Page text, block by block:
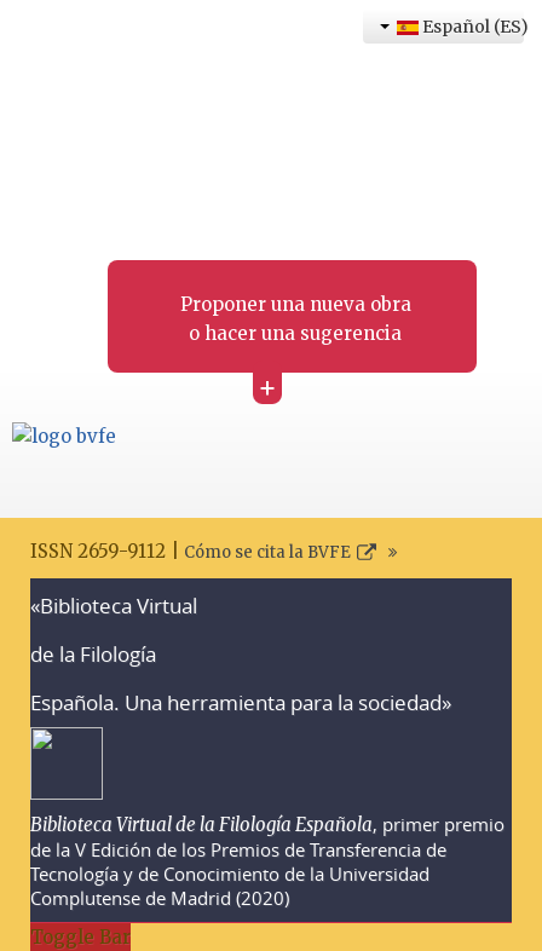
Proponer una nueva obra
o hacer una sugerencia
+
Español (ES)
ISSN 2659-9112 | Cómo se cita la BVFE
«Biblioteca Virtual
de la Filología
Española. Una herramienta para la sociedad»
Biblioteca Virtual de la Filología Española, primer premio
de la V Edición de los Premios de Transferencia de
Tecnología y de Conocimiento de la Universidad
Complutense de Madrid (2020)
Toggle Bar